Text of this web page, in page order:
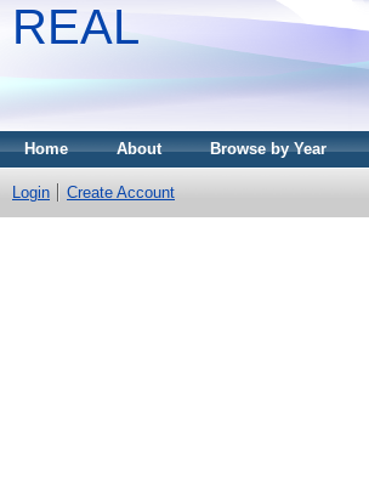
REAL
Home About Browse by Year
Login Create Account